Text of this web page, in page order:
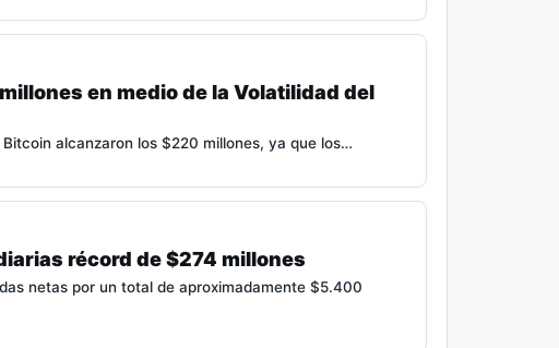
en medio de la Volatilidad del
alcanzaron los $220 millones, ya que los…
récord de $274 millones
netas por un total de aproximadamente $5.400